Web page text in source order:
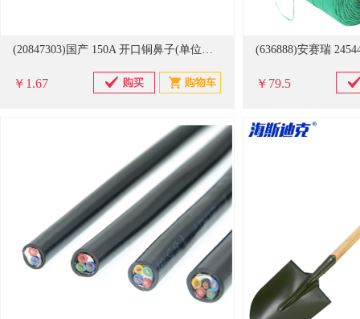
(20847303)国产 150A 开口铜鼻子(单位：个)
￥1.67 ￥79.5